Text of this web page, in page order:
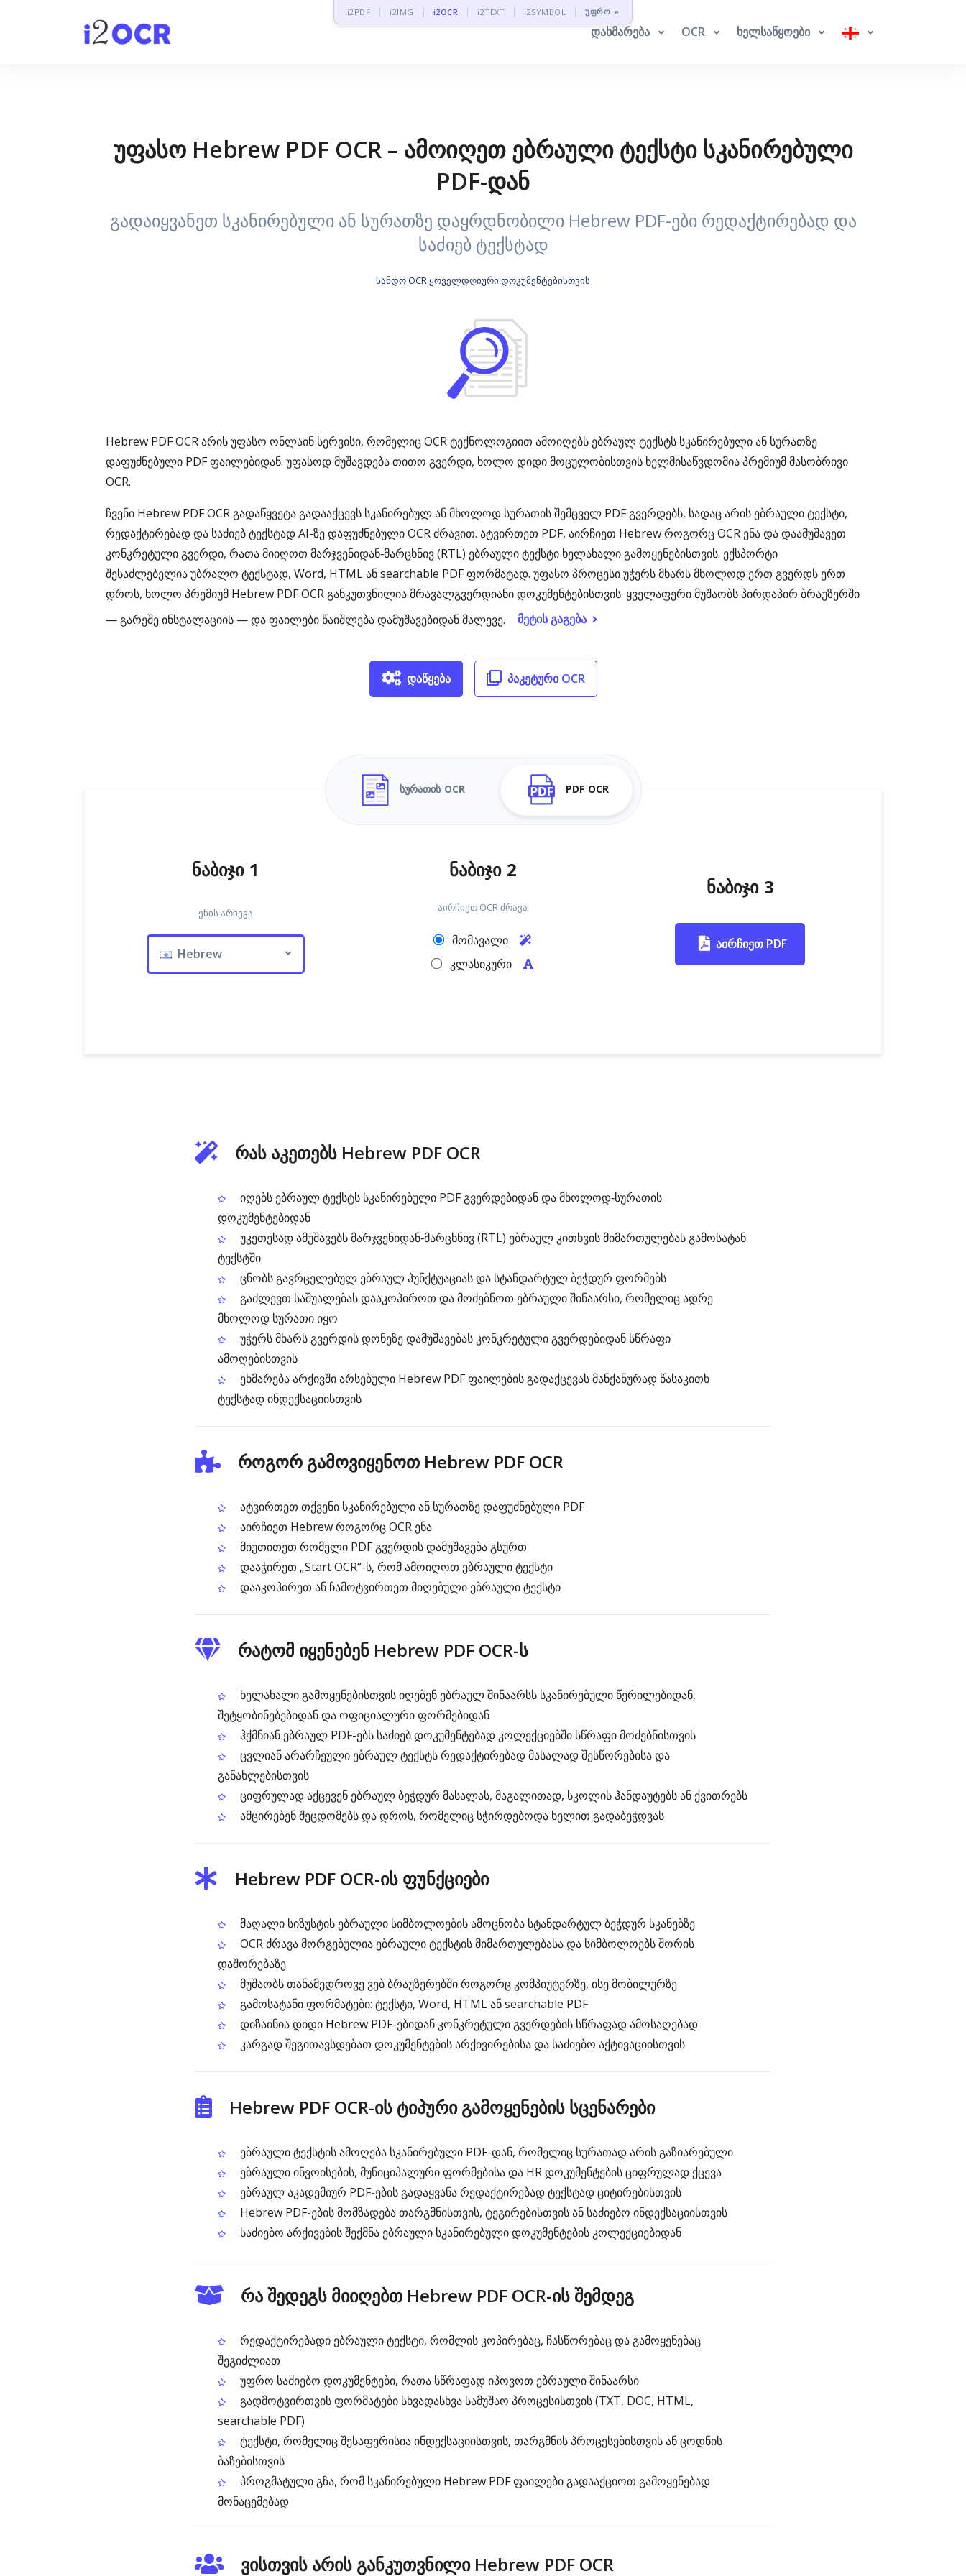
i2PDF i2IMG i2OCR i2TEXT i2SYMBOL უფრო »
დახმარება OCR ხელსაწყოები
უფასო Hebrew PDF OCR – ამოიღეთ ებრაული ტექსტი სკანირებული
PDF-დან
გადაიყვანეთ სკანირებული ან სურათზე დაყრდნობილი Hebrew PDF-ები რედაქტირებად და
საძიებ ტექსტად
სანდო OCR ყოველდღიური დოკუმენტებისთვის
Hebrew PDF OCR არის უფასო ონლაინ სერვისი, რომელიც OCR ტექნოლოგიით ამოიღებს ებრაულ ტექსტს სკანირებული ან სურათზე
დაფუძნებული PDF ფაილებიდან. უფასოდ მუშავდება თითო გვერდი, ხოლო დიდი მოცულობისთვის ხელმისაწვდომია პრემიუმ მასობრივი
OCR.
ჩვენი Hebrew PDF OCR გადაწყვეტა გადააქცევს სკანირებულ ან მხოლოდ სურათის შემცველ PDF გვერდებს, სადაც არის ებრაული ტექსტი,
რედაქტირებად და საძიებ ტექსტად AI-ზე დაფუძნებული OCR ძრავით. ატვირთეთ PDF, აირჩიეთ Hebrew როგორც OCR ენა და დაამუშავეთ
კონკრეტული გვერდი, რათა მიიღოთ მარჯვენიდან‑მარცხნივ (RTL) ებრაული ტექსტი ხელახალი გამოყენებისთვის. ექსპორტი
შესაძლებელია უბრალო ტექსტად, Word, HTML ან searchable PDF ფორმატად. უფასო პროცესი უჭერს მხარს მხოლოდ ერთ გვერდს ერთ
დროს, ხოლო პრემიუმ Hebrew PDF OCR განკუთვნილია მრავალგვერდიანი დოკუმენტებისთვის. ყველაფერი მუშაობს პირდაპირ ბრაუზერში
— გარეშე ინსტალაციის — და ფაილები წაიშლება დამუშავებიდან მალევე.
მეტის გაგება
დაწყება პაკეტური OCR
სურათის OCR PDF OCR
ნაბიჯი 1
ენის არჩევა
Hebrew
ნაბიჯი 2
აირჩიეთ OCR ძრავა
მომავალი
კლასიკური
ნაბიჯი 3
აირჩიეთ PDF
რას აკეთებს Hebrew PDF OCR
იღებს ებრაულ ტექსტს სკანირებული PDF გვერდებიდან და მხოლოდ‑სურათის
დოკუმენტებიდან
უკეთესად ამუშავებს მარჯვენიდან‑მარცხნივ (RTL) ებრაულ კითხვის მიმართულებას გამოსატან
ტექსტში
ცნობს გავრცელებულ ებრაულ პუნქტუაციას და სტანდარტულ ბეჭდურ ფორმებს
გაძლევთ საშუალებას დააკოპიროთ და მოძებნოთ ებრაული შინაარსი, რომელიც ადრე
მხოლოდ სურათი იყო
უჭერს მხარს გვერდის დონეზე დამუშავებას კონკრეტული გვერდებიდან სწრაფი
ამოღებისთვის
ეხმარება არქივში არსებული Hebrew PDF ფაილების გადაქცევას მანქანურად წასაკითხ
ტექსტად ინდექსაციისთვის
როგორ გამოვიყენოთ Hebrew PDF OCR
ატვირთეთ თქვენი სკანირებული ან სურათზე დაფუძნებული PDF
აირჩიეთ Hebrew როგორც OCR ენა
მიუთითეთ რომელი PDF გვერდის დამუშავება გსურთ
დააჭირეთ „Start OCR“-ს, რომ ამოიღოთ ებრაული ტექსტი
დააკოპირეთ ან ჩამოტვირთეთ მიღებული ებრაული ტექსტი
რატომ იყენებენ Hebrew PDF OCR-ს
ხელახალი გამოყენებისთვის იღებენ ებრაულ შინაარსს სკანირებული წერილებიდან,
შეტყობინებებიდან და ოფიციალური ფორმებიდან
ჰქმნიან ებრაულ PDF-ებს საძიებ დოკუმენტებად კოლექციებში სწრაფი მოძებნისთვის
ცვლიან არარჩეული ებრაულ ტექსტს რედაქტირებად მასალად შესწორებისა და
განახლებისთვის
ციფრულად აქცევენ ებრაულ ბეჭდურ მასალას, მაგალითად, სკოლის ჰანდაუტებს ან ქვითრებს
ამცირებენ შეცდომებს და დროს, რომელიც სჭირდებოდა ხელით გადაბეჭდვას
Hebrew PDF OCR-ის ფუნქციები
მაღალი სიზუსტის ებრაული სიმბოლოების ამოცნობა სტანდარტულ ბეჭდურ სკანებზე
OCR ძრავა მორგებულია ებრაული ტექსტის მიმართულებასა და სიმბოლოებს შორის
დაშორებაზე
მუშაობს თანამედროვე ვებ ბრაუზერებში როგორც კომპიუტერზე, ისე მობილურზე
გამოსატანი ფორმატები: ტექსტი, Word, HTML ან searchable PDF
დიზაინია დიდი Hebrew PDF-ებიდან კონკრეტული გვერდების სწრაფად ამოსაღებად
კარგად შეგითავსდებათ დოკუმენტების არქივირებისა და საძიებო აქტივაციისთვის
Hebrew PDF OCR-ის ტიპური გამოყენების სცენარები
ებრაული ტექსტის ამოღება სკანირებული PDF-დან, რომელიც სურათად არის გაზიარებული
ებრაული ინვოისების, მუნიციპალური ფორმებისა და HR დოკუმენტების ციფრულად ქცევა
ებრაულ აკადემიურ PDF-ების გადაყვანა რედაქტირებად ტექსტად ციტირებისთვის
Hebrew PDF-ების მომზადება თარგმნისთვის, ტეგირებისთვის ან საძიებო ინდექსაციისთვის
საძიებო არქივების შექმნა ებრაული სკანირებული დოკუმენტების კოლექციებიდან
რა შედეგს მიიღებთ Hebrew PDF OCR-ის შემდეგ
რედაქტირებადი ებრაული ტექსტი, რომლის კოპირებაც, ჩასწორებაც და გამოყენებაც
შეგიძლიათ
უფრო საძიებო დოკუმენტები, რათა სწრაფად იპოვოთ ებრაული შინაარსი
გადმოტვირთვის ფორმატები სხვადასხვა სამუშაო პროცესისთვის (TXT, DOC, HTML,
searchable PDF)
ტექსტი, რომელიც შესაფერისია ინდექსაციისთვის, თარგმნის პროცესებისთვის ან ცოდნის
ბაზებისთვის
პროგმატული გზა, რომ სკანირებული Hebrew PDF ფაილები გადააქციოთ გამოყენებად
მონაცემებად
ვისთვის არის განკუთვნილი Hebrew PDF OCR